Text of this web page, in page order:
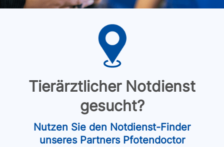
Tierärztlicher Notdienst
gesucht?
Nutzen Sie den Notdienst-Finder
unseres Partners Pfotendoctor